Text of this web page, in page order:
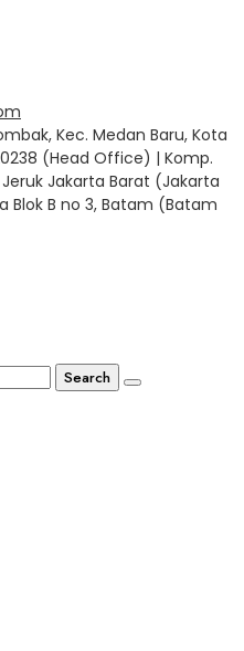
Kec. Medan Baru, Kota
(Head Office) | Komp.
Jeruk Jakarta Barat (Jakarta
B no 3, Batam (Batam